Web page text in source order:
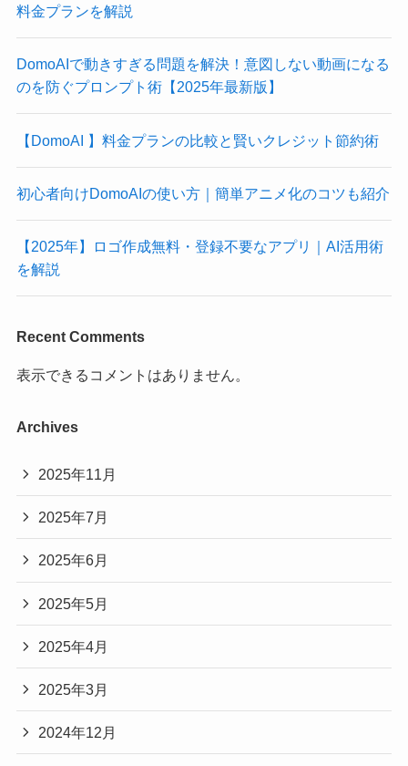
料金プランを解説
DomoAIで動きすぎる問題を解決！意図しない動画になる
のを防ぐプロンプト術【2025年最新版】
【DomoAI 】料金プランの比較と賢いクレジット節約術
初心者向けDomoAIの使い方｜簡単アニメ化のコツも紹介
【2025年】ロゴ作成無料・登録不要なアプリ｜AI活用術
を解説
Recent Comments
表示できるコメントはありません。
Archives
2025年11月
2025年7月
2025年6月
2025年5月
2025年4月
2025年3月
2024年12月